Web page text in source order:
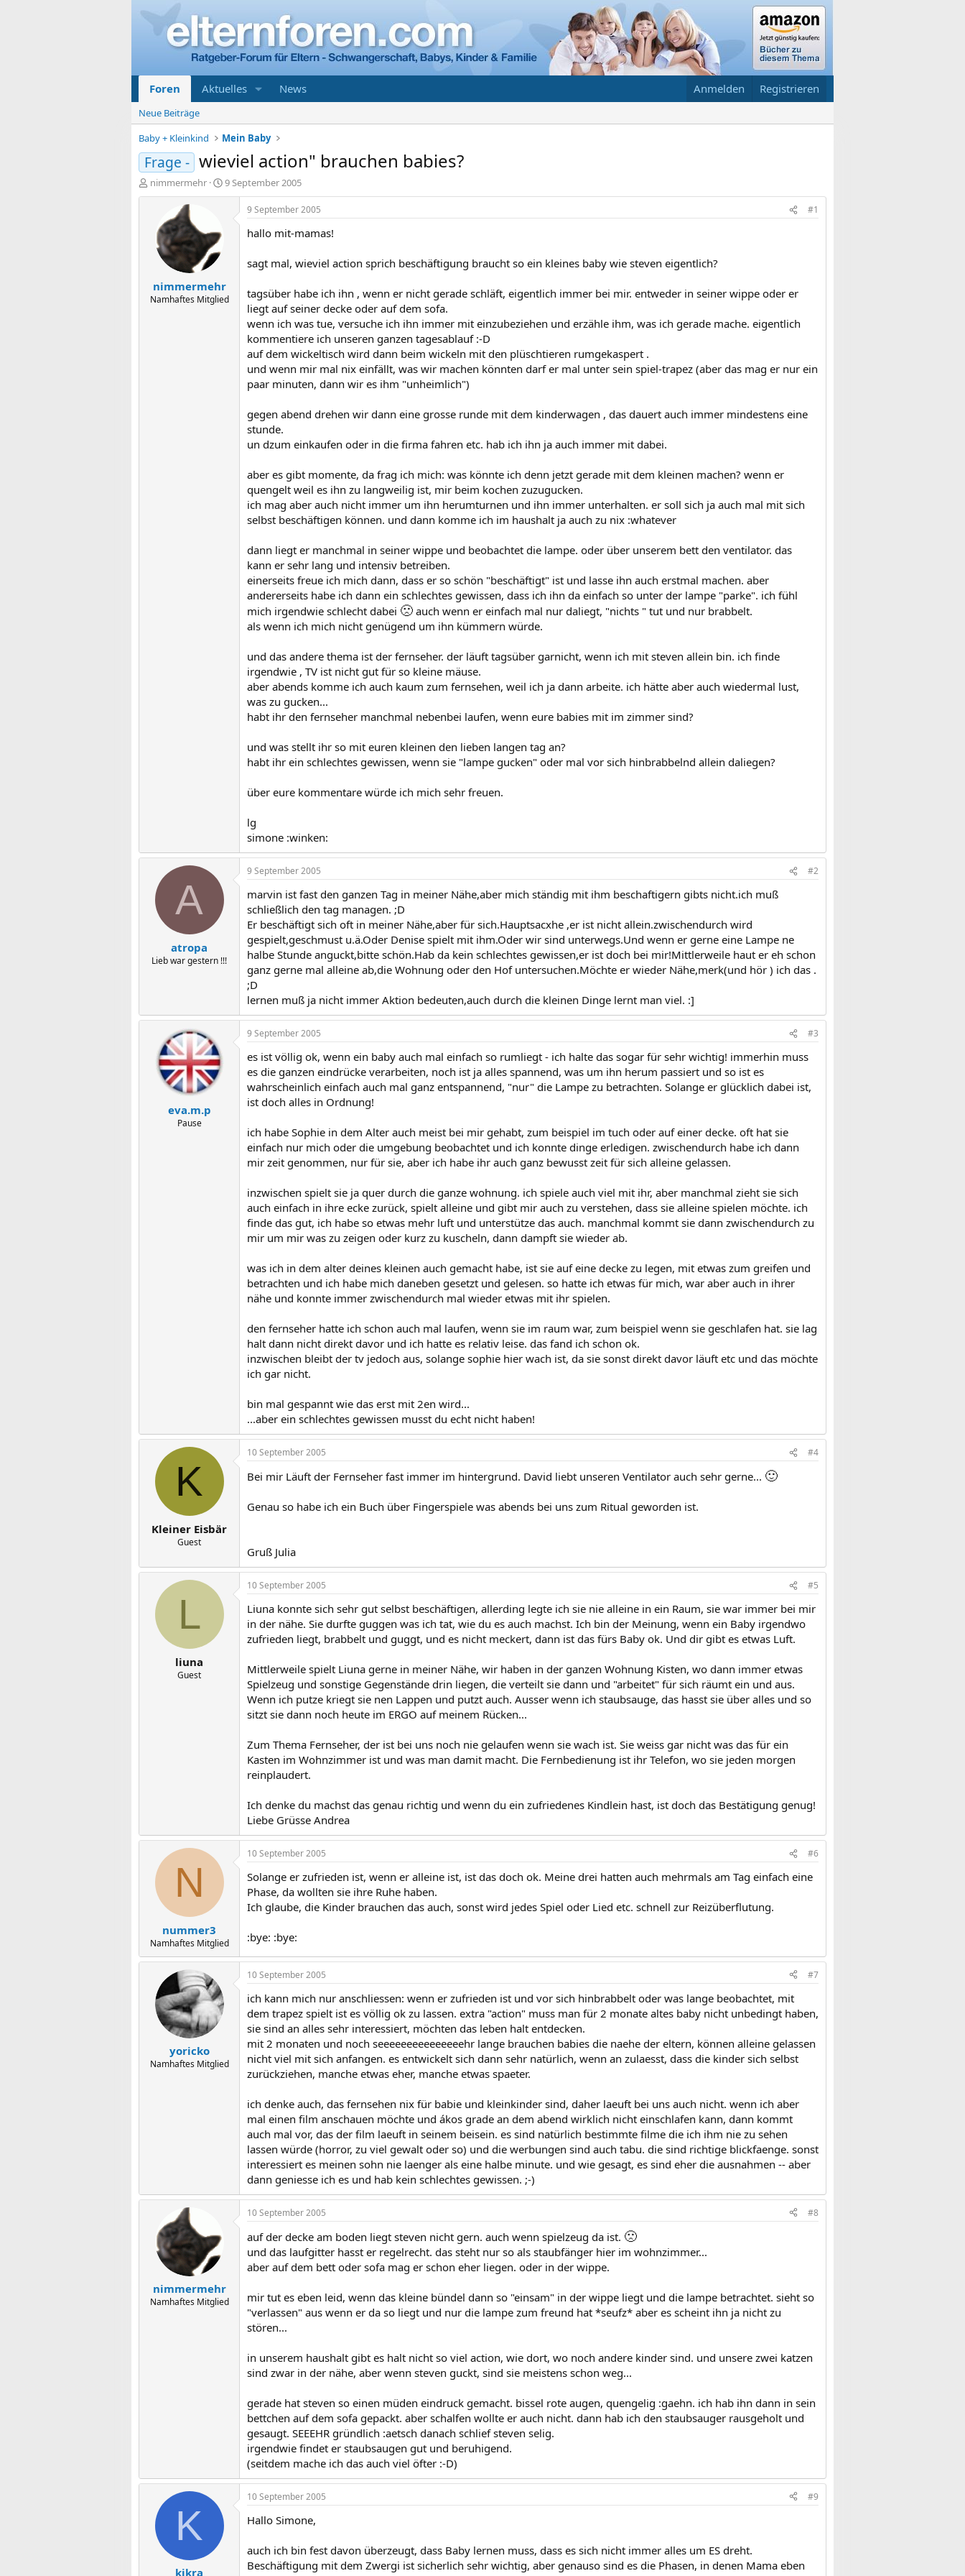
Foren Aktuelles News Anmelden Registrieren
Neue Beiträge
Baby + Kleinkind
Mein Baby
Frage - wieviel action" brauchen babies?
E
r
nimmermehr
E
r
a
m
9 September 2005
nimmermehr
Namhaftes Mitglied
9 September 2005 #1
hallo mit-mamas!
sagt mal, wieviel action sprich beschäftigung braucht so ein kleines baby wie steven eigentlich?
tagsüber habe ich ihn , wenn er nicht gerade schläft, eigentlich immer bei mir. entweder in seiner wippe oder er
liegt auf seiner decke oder auf dem sofa.
wenn ich was tue, versuche ich ihn immer mit einzubeziehen und erzähle ihm, was ich gerade mache. eigentlich
kommentiere ich unseren ganzen tagesablauf :-D
auf dem wickeltisch wird dann beim wickeln mit den plüschtieren rumgekaspert .
und wenn mir mal nix einfällt, was wir machen könnten darf er mal unter sein spiel-trapez (aber das mag er nur ein
paar minuten, dann wir es ihm "unheimlich")
gegen abend drehen wir dann eine grosse runde mit dem kinderwagen , das dauert auch immer mindestens eine
stunde.
un dzum einkaufen oder in die firma fahren etc. hab ich ihn ja auch immer mit dabei.
aber es gibt momente, da frag ich mich: was könnte ich denn jetzt gerade mit dem kleinen machen? wenn er
quengelt weil es ihn zu langweilig ist, mir beim kochen zuzugucken.
ich mag aber auch nicht immer um ihn herumturnen und ihn immer unterhalten. er soll sich ja auch mal mit sich
selbst beschäftigen können. und dann komme ich im haushalt ja auch zu nix :whatever
dann liegt er manchmal in seiner wippe und beobachtet die lampe. oder über unserem bett den ventilator. das
kann er sehr lang und intensiv betreiben.
einerseits freue ich mich dann, dass er so schön "beschäftigt" ist und lasse ihn auch erstmal machen. aber
andererseits habe ich dann ein schlechtes gewissen, dass ich ihn da einfach so unter der lampe "parke". ich fühl
mich irgendwie schlecht dabei 🙁 auch wenn er einfach mal nur daliegt, "nichts " tut und nur brabbelt.
als wenn ich mich nicht genügend um ihn kümmern würde.
und das andere thema ist der fernseher. der läuft tagsüber garnicht, wenn ich mit steven allein bin. ich finde
irgendwie , TV ist nicht gut für so kleine mäuse.
aber abends komme ich auch kaum zum fernsehen, weil ich ja dann arbeite. ich hätte aber auch wiedermal lust,
was zu gucken...
habt ihr den fernseher manchmal nebenbei laufen, wenn eure babies mit im zimmer sind?
und was stellt ihr so mit euren kleinen den lieben langen tag an?
habt ihr ein schlechtes gewissen, wenn sie "lampe gucken" oder mal vor sich hinbrabbelnd allein daliegen?
über eure kommentare würde ich mich sehr freuen.
lg
simone :winken:
A
atropa
Lieb war gestern !!!
9 September 2005 #2
marvin ist fast den ganzen Tag in meiner Nähe,aber mich ständig mit ihm beschaftigern gibts nicht.ich muß
schließlich den tag managen. ;D
Er beschäftigt sich oft in meiner Nähe,aber für sich.Hauptsacxhe ,er ist nicht allein.zwischendurch wird
gespielt,geschmust u.ä.Oder Denise spielt mit ihm.Oder wir sind unterwegs.Und wenn er gerne eine Lampe ne
halbe Stunde anguckt,bitte schön.Hab da kein schlechtes gewissen,er ist doch bei mir!Mittlerweile haut er eh schon
ganz gerne mal alleine ab,die Wohnung oder den Hof untersuchen.Möchte er wieder Nähe,merk(und hör ) ich das .
;D
lernen muß ja nicht immer Aktion bedeuten,auch durch die kleinen Dinge lernt man viel. :]
eva.m.p
Pause
9 September 2005 #3
es ist völlig ok, wenn ein baby auch mal einfach so rumliegt - ich halte das sogar für sehr wichtig! immerhin muss
es die ganzen eindrücke verarbeiten, noch ist ja alles spannend, was um ihn herum passiert und so ist es
wahrscheinlich einfach auch mal ganz entspannend, "nur" die Lampe zu betrachten. Solange er glücklich dabei ist,
ist doch alles in Ordnung!
ich habe Sophie in dem Alter auch meist bei mir gehabt, zum beispiel im tuch oder auf einer decke. oft hat sie
einfach nur mich oder die umgebung beobachtet und ich konnte dinge erledigen. zwischendurch habe ich dann
mir zeit genommen, nur für sie, aber ich habe ihr auch ganz bewusst zeit für sich alleine gelassen.
inzwischen spielt sie ja quer durch die ganze wohnung. ich spiele auch viel mit ihr, aber manchmal zieht sie sich
auch einfach in ihre ecke zurück, spielt alleine und gibt mir auch zu verstehen, dass sie alleine spielen möchte. ich
finde das gut, ich habe so etwas mehr luft und unterstütze das auch. manchmal kommt sie dann zwischendurch zu
mir um mir was zu zeigen oder kurz zu kuscheln, dann dampft sie wieder ab.
was ich in dem alter deines kleinen auch gemacht habe, ist sie auf eine decke zu legen, mit etwas zum greifen und
betrachten und ich habe mich daneben gesetzt und gelesen. so hatte ich etwas für mich, war aber auch in ihrer
nähe und konnte immer zwischendurch mal wieder etwas mit ihr spielen.
den fernseher hatte ich schon auch mal laufen, wenn sie im raum war, zum beispiel wenn sie geschlafen hat. sie lag
halt dann nicht direkt davor und ich hatte es relativ leise. das fand ich schon ok.
inzwischen bleibt der tv jedoch aus, solange sophie hier wach ist, da sie sonst direkt davor läuft etc und das möchte
ich gar nicht.
bin mal gespannt wie das erst mit 2en wird...
...aber ein schlechtes gewissen musst du echt nicht haben!
K
Kleiner Eisbär
Guest
10 September 2005 #4
Bei mir Läuft der Fernseher fast immer im hintergrund. David liebt unseren Ventilator auch sehr gerne... 🙂
Genau so habe ich ein Buch über Fingerspiele was abends bei uns zum Ritual geworden ist.
Gruß Julia
L
liuna
Guest
10 September 2005 #5
Liuna konnte sich sehr gut selbst beschäftigen, allerding legte ich sie nie alleine in ein Raum, sie war immer bei mir
in der nähe. Sie durfte guggen was ich tat, wie du es auch machst. Ich bin der Meinung, wenn ein Baby irgendwo
zufrieden liegt, brabbelt und guggt, und es nicht meckert, dann ist das fürs Baby ok. Und dir gibt es etwas Luft.
Mittlerweile spielt Liuna gerne in meiner Nähe, wir haben in der ganzen Wohnung Kisten, wo dann immer etwas
Spielzeug und sonstige Gegenstände drin liegen, die verteilt sie dann und "arbeitet" für sich räumt ein und aus.
Wenn ich putze kriegt sie nen Lappen und putzt auch. Ausser wenn ich staubsauge, das hasst sie über alles und so
sitzt sie dann noch heute im ERGO auf meinem Rücken...
Zum Thema Fernseher, der ist bei uns noch nie gelaufen wenn sie wach ist. Sie weiss gar nicht was das für ein
Kasten im Wohnzimmer ist und was man damit macht. Die Fernbedienung ist ihr Telefon, wo sie jeden morgen
reinplaudert.
Ich denke du machst das genau richtig und wenn du ein zufriedenes Kindlein hast, ist doch das Bestätigung genug!
Liebe Grüsse Andrea
N
nummer3
Namhaftes Mitglied
10 September 2005 #6
Solange er zufrieden ist, wenn er alleine ist, ist das doch ok. Meine drei hatten auch mehrmals am Tag einfach eine
Phase, da wollten sie ihre Ruhe haben.
Ich glaube, die Kinder brauchen das auch, sonst wird jedes Spiel oder Lied etc. schnell zur Reizüberflutung.
:bye: :bye:
yoricko
Namhaftes Mitglied
10 September 2005 #7
ich kann mich nur anschliessen: wenn er zufrieden ist und vor sich hinbrabbelt oder was lange beobachtet, mit
dem trapez spielt ist es völlig ok zu lassen. extra "action" muss man für 2 monate altes baby nicht unbedingt haben,
sie sind an alles sehr interessiert, möchten das leben halt entdecken.
mit 2 monaten und noch seeeeeeeeeeeeeeehr lange brauchen babies die naehe der eltern, können alleine gelassen
nicht viel mit sich anfangen. es entwickelt sich dann sehr natürlich, wenn an zulaesst, dass die kinder sich selbst
zurückziehen, manche etwas eher, manche etwas spaeter.
ich denke auch, das fernsehen nix für babie und kleinkinder sind, daher laeuft bei uns auch nicht. wenn ich aber
mal einen film anschauen möchte und ákos grade an dem abend wirklich nicht einschlafen kann, dann kommt
auch mal vor, das der film laeuft in seinem beisein. es sind natürlich bestimmte filme die ich ihm nie zu sehen
lassen würde (horror, zu viel gewalt oder so) und die werbungen sind auch tabu. die sind richtige blickfaenge. sonst
interessiert es meinen sohn nie laenger als eine halbe minute. und wie gesagt, es sind eher die ausnahmen -- aber
dann geniesse ich es und hab kein schlechtes gewissen. ;-)
nimmermehr
Namhaftes Mitglied
10 September 2005 #8
auf der decke am boden liegt steven nicht gern. auch wenn spielzeug da ist. 🙁
und das laufgitter hasst er regelrecht. das steht nur so als staubfänger hier im wohnzimmer...
aber auf dem bett oder sofa mag er schon eher liegen. oder in der wippe.
mir tut es eben leid, wenn das kleine bündel dann so "einsam" in der wippe liegt und die lampe betrachtet. sieht so
"verlassen" aus wenn er da so liegt und nur die lampe zum freund hat *seufz* aber es scheint ihn ja nicht zu
stören...
in unserem haushalt gibt es halt nicht so viel action, wie dort, wo noch andere kinder sind. und unsere zwei katzen
sind zwar in der nähe, aber wenn steven guckt, sind sie meistens schon weg...
gerade hat steven so einen müden eindruck gemacht. bissel rote augen, quengelig :gaehn. ich hab ihn dann in sein
bettchen auf dem sofa gepackt. aber schalfen wollte er auch nicht. dann hab ich den staubsauger rausgeholt und
gesaugt. SEEEHR gründlich :aetsch danach schlief steven selig.
irgendwie findet er staubsaugen gut und beruhigend.
(seitdem mache ich das auch viel öfter :-D)
K
kikra
10 September 2005 #9
Hallo Simone,
auch ich bin fest davon überzeugt, dass Baby lernen muss, dass es sich nicht immer alles um ES dreht.
Beschäftigung mit dem Zwergi ist sicherlich sehr wichtig, aber genauso sind es die Phasen, in denen Mama eben